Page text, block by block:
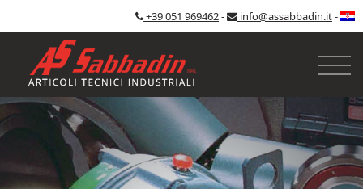
+39 051 969462- info@assabbadin.it-